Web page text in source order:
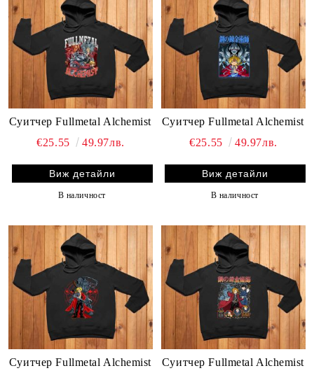
Суитчер Fullmetal Alchemist
€25.55
49.97лв.
Виж детайли
В наличност
Суитчер Fullmetal Alchemist
€25.55
49.97лв.
Виж детайли
В наличност
Суитчер Fullmetal Alchemist
Суитчер Fullmetal Alchemist